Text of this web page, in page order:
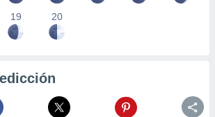
19 20